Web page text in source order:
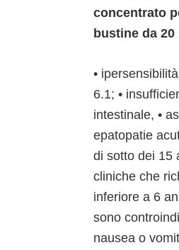
concentrato
bustine da 20
•
6.1; •
intestinale, •
epatopatie
di sotto dei 15
cliniche che
inferiore a 6
sono
nausea o